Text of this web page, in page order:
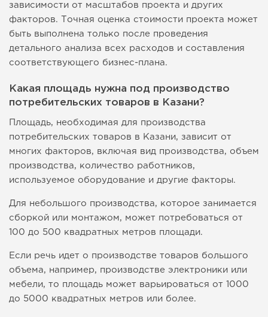
зависимости от масштабов проекта и других
факторов. Точная оценка стоимости проекта может
быть выполнена только после проведения
детального анализа всех расходов и составления
соответствующего бизнес-плана.
Какая площадь нужна под производство
потребительских товаров в Казани?
Площадь, необходимая для производства
потребительских товаров в Казани, зависит от
многих факторов, включая вид производства, объем
производства, количество работников,
используемое оборудование и другие факторы.
Для небольшого производства, которое занимается
сборкой или монтажом, может потребоваться от
100 до 500 квадратных метров площади.
Если речь идет о производстве товаров большого
объема, например, производстве электроники или
мебели, то площадь может варьироваться от 1000
до 5000 квадратных метров или более.